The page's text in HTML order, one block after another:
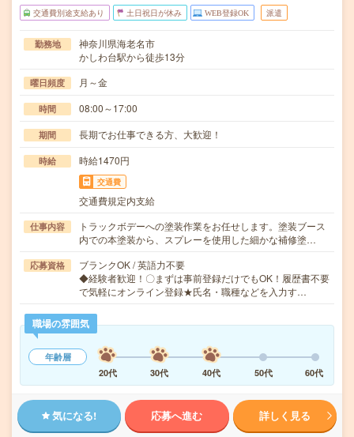
交通費別途支給あり 土日祝日が休み WEB登録OK 派遣
勤務地
神奈川県海老名市
かしわ台駅から徒歩13分
曜日頻度 月～金
時間 08:00～17:00
期間 長期でお仕事できる方、大歓迎！
時給 時給1470円
交通費
交通費規定内支給
仕事内容
トラックボデーへの塗装作業をお任せします。塗装ブース
内での本塗装から、スプレーを使用した細かな補修塗…
応募資格
ブランクOK / 英語力不要
◆経験者歓迎！〇まずは事前登録だけでもOK！履歴書不要
で気軽にオンライン登録★氏名・職種などを入力す…
職場の雰囲気
年齢層
20代
30代 40代 50代 60代
気になる! 応募へ進む 詳しく見る